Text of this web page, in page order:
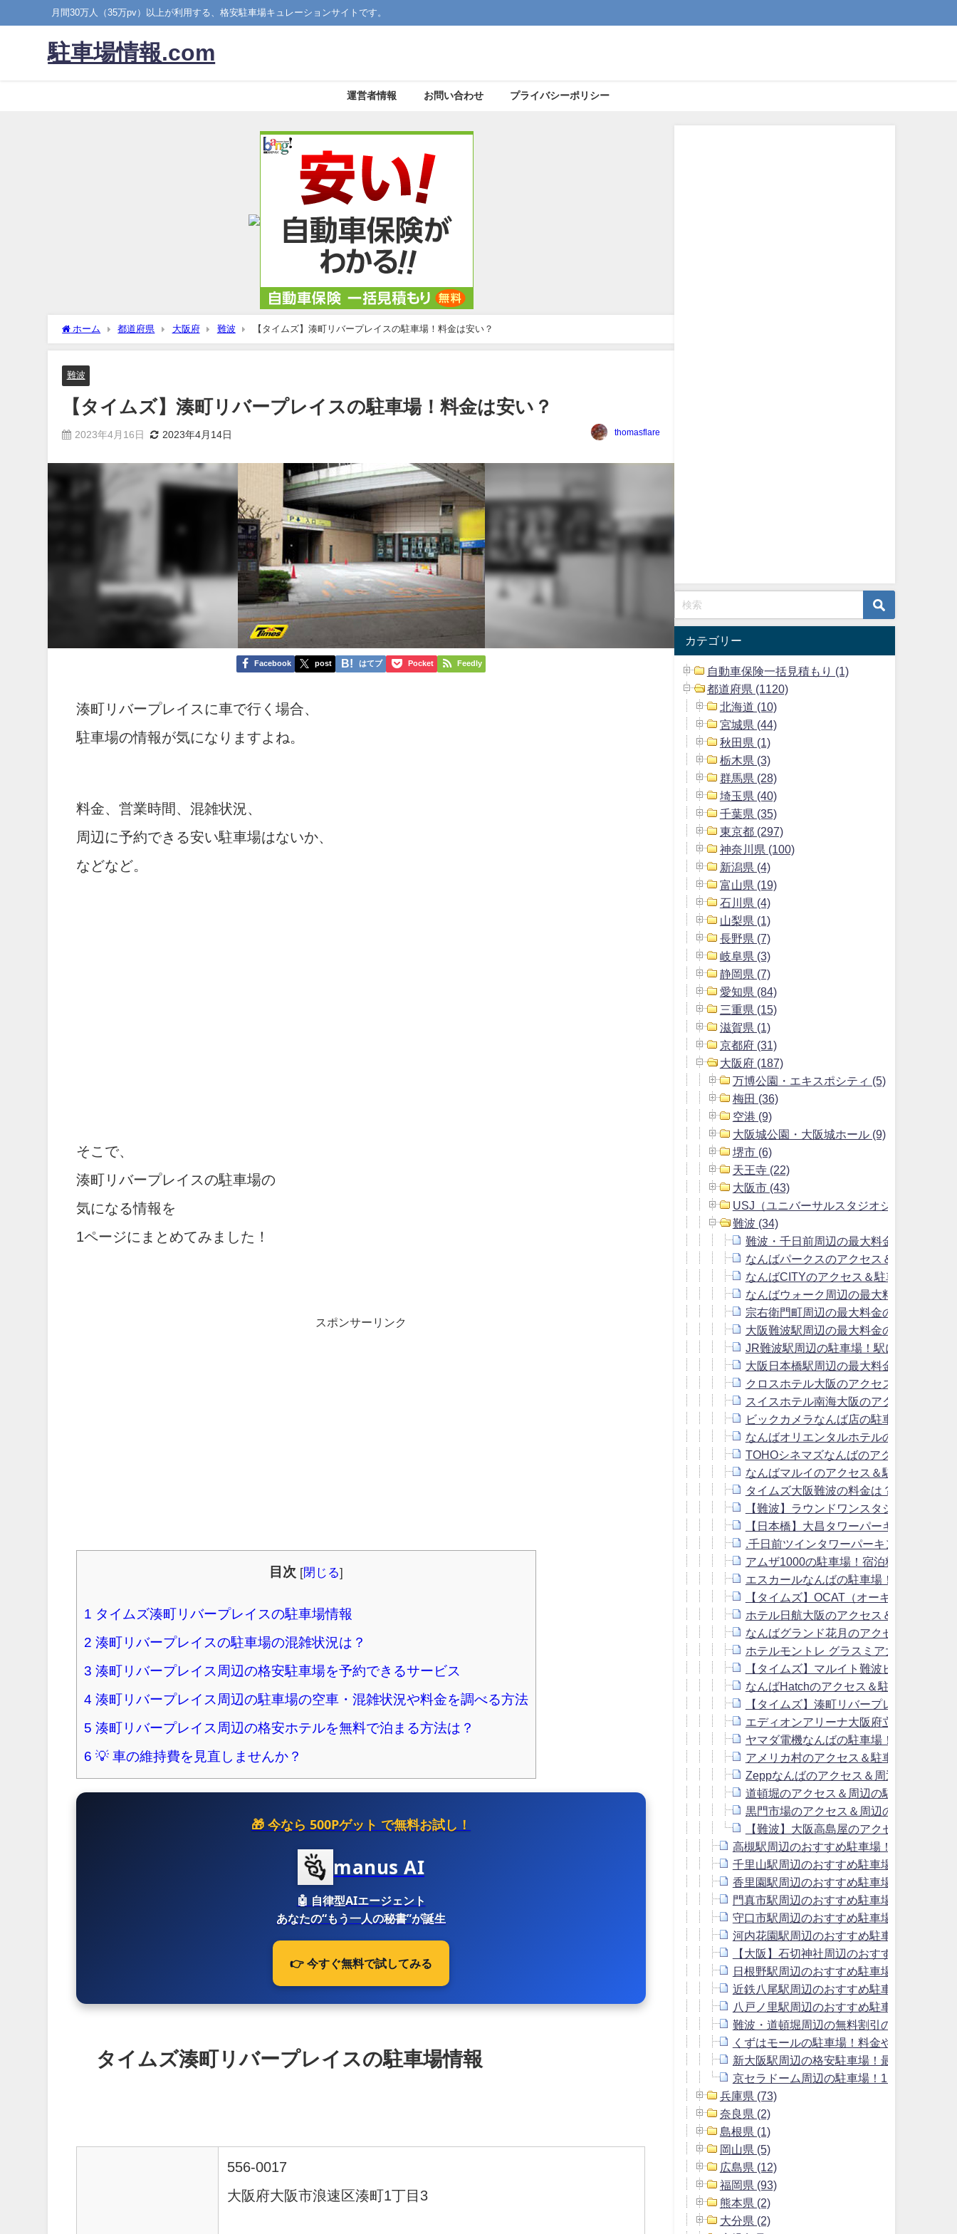
月間30万人（35万pv）以上が利用する、格安駐車場キュレーションサイトです。
駐車場情報.com
運営者情報 お問い合わせ プライバシーポリシー
ホーム 都道府県 大阪府 難波 【タイムズ】湊町リバープレイスの駐車場！料金は安い？
難波
【タイムズ】湊町リバープレイスの駐車場！料金は安い？
2023年4月16日 2023年4月14日 thomasflare
Facebook post はてブ Pocket Feedly
湊町リバープレイスに車で行く場合、
駐車場の情報が気になりますよね。
料金、営業時間、混雑状況、
周辺に予約できる安い駐車場はないか、
などなど。
そこで、
湊町リバープレイスの駐車場の
気になる情報を
1ページにまとめてみました！
スポンサーリンク
目次 [閉じる]
1 タイムズ湊町リバープレイスの駐車場情報
2 湊町リバープレイスの駐車場の混雑状況は？
3 湊町リバープレイス周辺の格安駐車場を予約できるサービス
4 湊町リバープレイス周辺の駐車場の空車・混雑状況や料金を調べる方法
5 湊町リバープレイス周辺の格安ホテルを無料で泊まる方法は？
6 💡 車の維持費を見直しませんか？
🎁 今なら 500Pゲット で無料お試し！
manus AI
🤖 自律型AIエージェント
あなたの“もう一人の秘書”が誕生
👉 今すぐ無料で試してみる
タイムズ湊町リバープレイスの駐車場情報
556-0017
大阪府大阪市浪速区湊町1丁目3
カテゴリー
自動車保険一括見積もり (1)
都道府県 (1120)
北海道 (10)
宮城県 (44)
秋田県 (1)
栃木県 (3)
群馬県 (28)
埼玉県 (40)
千葉県 (35)
東京都 (297)
神奈川県 (100)
新潟県 (4)
富山県 (19)
石川県 (4)
山梨県 (1)
長野県 (7)
岐阜県 (3)
静岡県 (7)
愛知県 (84)
三重県 (15)
滋賀県 (1)
京都府 (31)
大阪府 (187)
万博公園・エキスポシティ (5)
梅田 (36)
空港 (9)
大阪城公園・大阪城ホール (9)
堺市 (6)
天王寺 (22)
大阪市 (43)
USJ（ユニバーサルスタジオジャパン） (9)
難波 (34)
難波・千日前周辺の最大料金の安い駐車
なんばパークスのアクセス＆駐車場は安
なんばCITYのアクセス＆駐車場は安い
なんばウォーク周辺の最大料金の安い駐
宗右衛門町周辺の最大料金の安い駐車場
大阪難波駅周辺の最大料金の安い駐車場
JR難波駅周辺の駐車場！駅に近くて最
大阪日本橋駅周辺の最大料金の安い駐車
クロスホテル大阪のアクセス＆駐車場！
スイスホテル南海大阪のアクセス＆駐車
ビックカメラなんば店の駐車場！料金や
なんばオリエンタルホテルのアクセス＆
TOHOシネマズなんばのアクセス＆周辺
なんばマルイのアクセス＆駐車場！提携
タイムズ大阪難波の料金は？高島屋・な
【難波】ラウンドワンスタジアム千日
【日本橋】大昌タワーパーキング！駐
.千日前ツインタワーパーキング！駐車場
アムザ1000の駐車場！宿泊料金や無料
エスカールなんばの駐車場！料金や住所
【タイムズ】OCAT（オーキャット）駐
ホテル日航大阪のアクセス＆駐車場！料
なんばグランド花月のアクセス＆周辺の
ホテルモントレ グラスミア大阪のアク
【タイムズ】マルイト難波ビルの駐車場
なんばHatchのアクセス＆駐車場！料金
【タイムズ】湊町リバープレイスの駐車
エディオンアリーナ大阪府立体育会館
ヤマダ電機なんばの駐車場！会員の無料
アメリカ村のアクセス＆駐車場！土日最
Zeppなんばのアクセス＆周辺の駐車場
道頓堀のアクセス＆周辺の駐車場！平日
黒門市場のアクセス＆周辺の駐車場！安
【難波】大阪高島屋のアクセス＆駐車場
高槻駅周辺のおすすめ駐車場！予約はピー
千里山駅周辺のおすすめ駐車場！予約はピ
香里園駅周辺のおすすめ駐車場！予約はピ
門真市駅周辺のおすすめ駐車場！予約はピ
守口市駅周辺のおすすめ駐車場！予約はピ
河内花園駅周辺のおすすめ駐車場！予約は
【大阪】石切神社周辺のおすすめ駐車場！
日根野駅周辺のおすすめ駐車場！予約はピ
近鉄八尾駅周辺のおすすめ駐車場！予約は
八戸ノ里駅周辺のおすすめ駐車場！予約は
難波・道頓堀周辺の無料割引のある駐車場
くずはモールの駐車場！料金や無料サービ
新大阪駅周辺の格安駐車場！最大料金900
京セラドーム周辺の駐車場！1日1000円以
兵庫県 (73)
奈良県 (2)
島根県 (1)
岡山県 (5)
広島県 (12)
福岡県 (93)
熊本県 (2)
大分県 (2)